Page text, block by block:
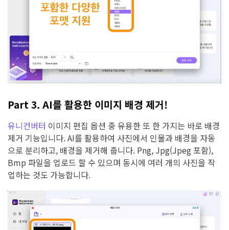
Part 3. AI를 활용한 이미지 배경 제거!
유니컨버터 이미지 편집 옵션 중 유용한 또 한 가지는 바로 배경
제거 기능입니다. AI를 활용하여 사진에서 인물과 배경을 자동
으로 분리하고, 배경을 제거해 줍니다. Png, Jpg(Jpeg 포함),
Bmp 파일을 업로드 할 수 있으며 동시에 여러 개의 사진을 작
업하는 것도 가능합니다.